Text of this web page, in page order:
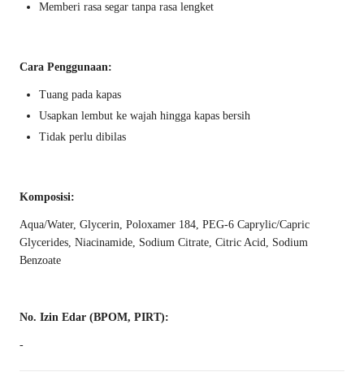
Memberi rasa segar tanpa rasa lengket
Cara Penggunaan:
Tuang pada kapas
Usapkan lembut ke wajah hingga kapas bersih
Tidak perlu dibilas
Komposisi:
Aqua/Water, Glycerin, Poloxamer 184, PEG-6 Caprylic/Capric
Glycerides, Niacinamide, Sodium Citrate, Citric Acid, Sodium
Benzoate
No. Izin Edar (BPOM, PIRT):
-